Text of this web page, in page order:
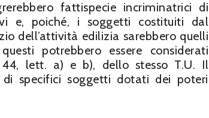
fattispecie incriminatrici di
e, poiché, i soggetti costituiti dal
dell’attività edilizia sarebbero quelli
potrebbero essere considerati
44, lett. a) e b), dello stesso T.U. Il
specifici soggetti dotati dei poteri